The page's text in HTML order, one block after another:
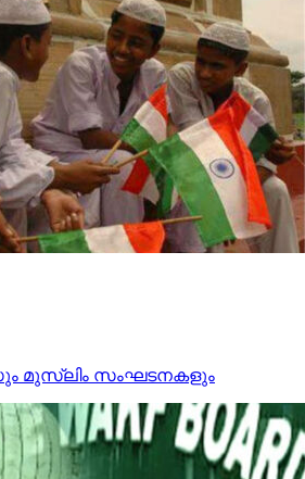
സംഘടനകളും